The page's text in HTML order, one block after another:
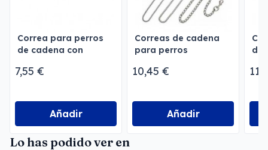
Correa para perros
de cadena con
7,55 €
Añadir
Correas de cadena
para perros
10,45 €
Añadir
de
Lo has podido ver en